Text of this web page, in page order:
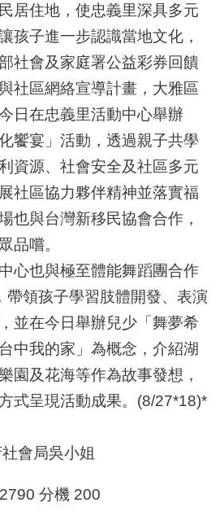
居住地，使忠義里深具多元
孩子進一步認識當地文化，
社會及家庭署公益彩券回饋
社區網絡宣導計畫，大雅區
日在忠義里活動中心舉辦
饗宴」活動，透過親子共學
資源、社會安全及社區多元
社區協力夥伴精神並落實福
也與台灣新移民協會合作，
品嚐。
心也與極至體能舞蹈團合作
帶領孩子學習肢體開發、表演
並在今日舉辦兒少「舞夢希
中我的家」為概念，介紹湖
園及花海等作為故事發想，
式呈現活動成果。(8/27*18)*
會局吳小姐
分機 200